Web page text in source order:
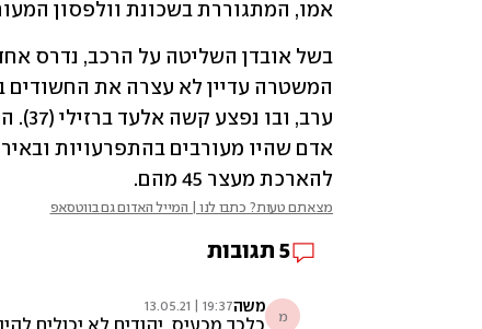
אמו, המתגוררת בשכונת וולפסון
להארכת מעצר 45 מהם.
מצאתם טעות? כתבו לנו | המייל האדום גם בווטסאפ
5 תגובות
מ משה19:37 | 13.05.21